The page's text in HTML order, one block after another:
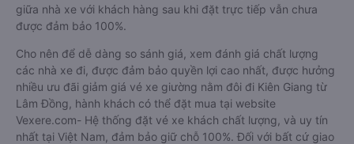
giữa nhà xe với khách hàng sau khi đặt trực tiếp vẫn chưa
được đảm bảo 100%.
Cho nên để dễ dàng so sánh giá, xem đánh giá chất lượng
các nhà xe đi, được đảm bảo quyền lợi cao nhất, được hưởng
nhiều ưu đãi giảm giá vé xe giường nằm đôi đi Kiên Giang từ
Lâm Đồng, hành khách có thể đặt mua tại website
Vexere.com- Hệ thống đặt vé xe khách chất lượng, và uy tín
nhất tại Việt Nam, đảm bảo giữ chỗ 100%. Đối với bất cứ giao